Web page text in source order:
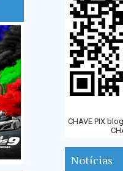
CHAVE PIX
Notícias